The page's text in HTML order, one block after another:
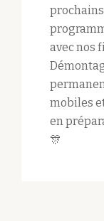
avec nos
mobiles
en
🎊